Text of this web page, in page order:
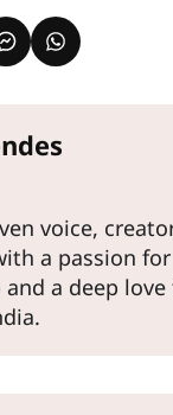
voice,
a passion for
a deep love